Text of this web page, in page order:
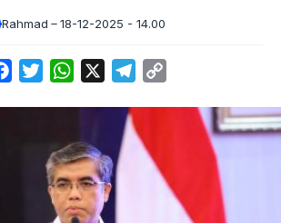
Rahmad 18-12-2025 - 14.00
FacebookTwitterWhatsApp Telegram